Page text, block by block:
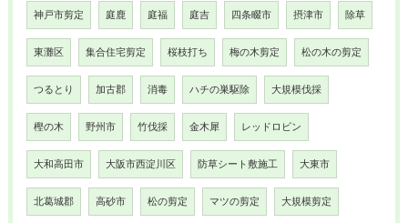
神戸市剪定 庭鹿 庭福 庭吉 四条畷市 摂津市 除草
東灘区 集合住宅剪定 桜枝打ち 梅の木剪定 松の木の剪定
つるとり 加古郡 消毒 ハチの巣駆除 大規模伐採
樫の木 野州市 竹伐採 金木犀 レッドロビン
大和高田市 大阪市西淀川区 防草シート敷施工 大東市
北葛城郡 高砂市 松の剪定 マツの剪定 大規模剪定